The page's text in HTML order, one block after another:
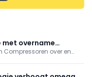
overname
Compressoren over en
en service.
naam opereren met
betrokken. Klanten